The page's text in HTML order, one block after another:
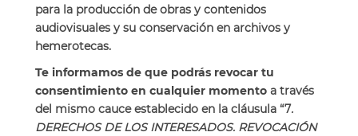
para la producción de obras y contenidos
audiovisuales y su conservación en archivos y
hemerotecas.
Te informamos de que podrás revocar tu
consentimiento en cualquier momento a través
del mismo cauce establecido en la cláusula “7.
DERECHOS DE LOS INTERESADOS. REVOCACIÓN